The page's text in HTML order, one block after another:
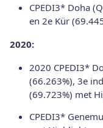
CPEDI3* Doha
en 2e Kür
2020:
2020 CPEDI3*
(66.263%), 3e
(69.723%) met
CPEDI3*